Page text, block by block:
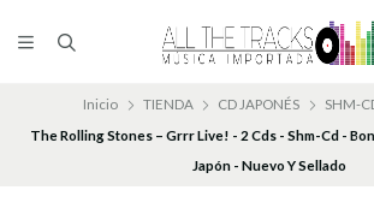
Inicio TIENDA CD JAPONÉS
SHM-
The Rolling Stones – Grrr Live! - 2 Cds - Shm-Cd -
Japón - Nuevo Y Sellado